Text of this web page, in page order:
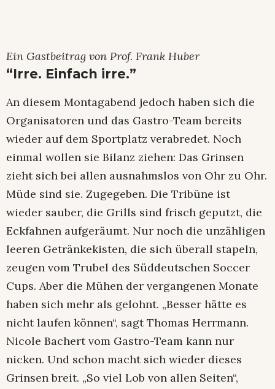
Ein Gastbeitrag von Prof. Frank Huber
“Irre. Einfach irre.”
An diesem Montagabend jedoch haben sich die
Organisatoren und das Gastro-Team bereits
wieder auf dem Sportplatz verabredet. Noch
einmal wollen sie Bilanz ziehen: Das Grinsen
zieht sich bei allen ausnahmslos von Ohr zu Ohr.
Müde sind sie. Zugegeben. Die Tribüne ist
wieder sauber, die Grills sind frisch geputzt, die
Eckfahnen aufgeräumt. Nur noch die unzähligen
leeren Getränkekisten, die sich überall stapeln,
zeugen vom Trubel des Süddeutschen Soccer
Cups. Aber die Mühen der vergangenen Monate
haben sich mehr als gelohnt. „Besser hätte es
nicht laufen können“, sagt Thomas Herrmann.
Nicole Bachert vom Gastro-Team kann nur
nicken. Und schon macht sich wieder dieses
Grinsen breit. „So viel Lob von allen Seiten“,